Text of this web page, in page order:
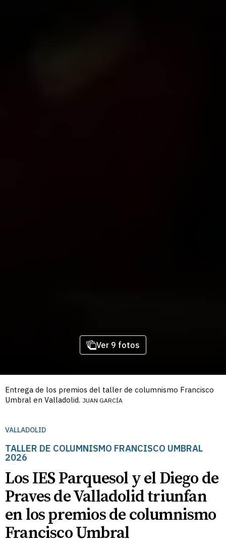
Ver 9 fotos
Entrega de los premios del taller de columnismo Francisco
Umbral en Valladolid. JUAN GARCÍA
VALLADOLID
TALLER DE COLUMNISMO FRANCISCO UMBRAL
2026
Los IES Parquesol y el Diego de
Praves de Valladolid triunfan
en los premios de columnismo
Francisco Umbral